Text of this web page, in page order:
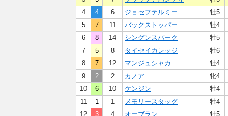
4
4 6 ジョセフテルミー
牡5
5
7 11 バックストッパー
牡4
6
8 14 シングンスパーク
牡5
7
5 8 タイセイカレッジ
牡6
8
7 12 マンジュシャカ
牡4
9
2 2 カノア
牝4
10
6 10 ケンジン
牡4
11
1 1 メモリースタッグ
牡4
12
3 4 オーブラン
牡5